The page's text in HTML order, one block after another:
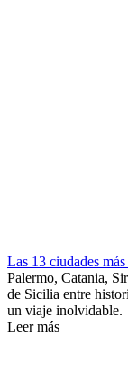
Las 13 ciudades
Palermo, Catania,
de Sicilia entre
un viaje inolvidable.
Leer más